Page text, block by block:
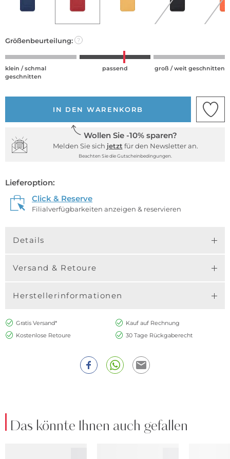
Größenbeurteilung: ?
klein / schmal
geschnitten
passend groß / weit geschnitten
IN DEN WARENKORB
Wollen Sie -10% sparen?
Melden Sie sich jetzt für den Newsletter an.
Beachten Sie die Gutscheinbedingungen.
Lieferoption:
Click & Reserve
Filialverfügbarkeiten anzeigen & reservieren
Details
Versand & Retoure
Herstellerinformationen
Gratis Versand*
Kauf auf Rechnung
Kostenlose Retoure
30 Tage Rückgaberecht
Das könnte Ihnen auch gefallen